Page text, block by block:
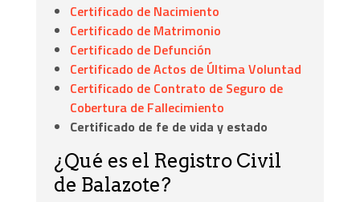
Certificado de Nacimiento
Certificado de Matrimonio
Certificado de Defunción
Certificado de Actos de Última Voluntad
Certificado de Contrato de Seguro de
Cobertura de Fallecimiento
Certificado de fe de vida y estado
¿Qué es el Registro Civil
de Balazote?